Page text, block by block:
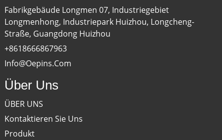
Fabrikgebäude Longmen 07, Industriegebiet
Longmenhong, Industriepark Huizhou, Longcheng-
Straße, Guangdong Huizhou
+8618666867963
Info@oepins.com
Über Uns
ÜBER UNS
Kontaktieren Sie Uns
Produkt